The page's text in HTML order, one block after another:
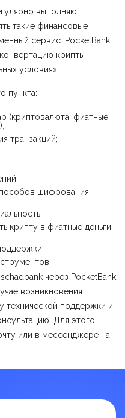
выполняют
такие финансовые
сервис. PocketBank
крипты
условиях.
пункта:
(криптовалюта, фиатные
транзакций;
шифрования
крипту в фиатные деньги
через PocketBank
возникновения
технической поддержки и
Для этого
или в мессенджере на